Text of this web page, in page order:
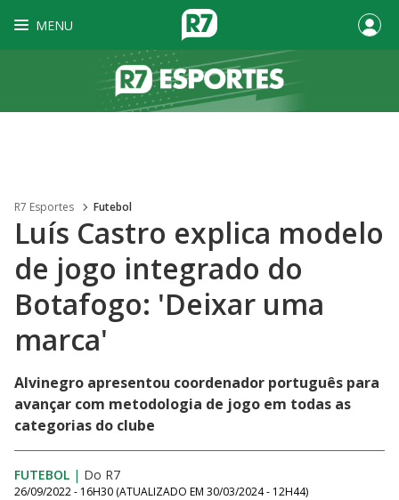
MENU
R7 Esportes Futebol
Luís Castro explica modelo
de jogo integrado do
Botafogo: 'Deixar uma
marca'
Alvinegro apresentou coordenador português para
avançar com metodologia de jogo em todas as
categorias do clube
FUTEBOL | Do R7
26/09/2022 - 16H30 (ATUALIZADO EM 30/03/2024 - 12H44)